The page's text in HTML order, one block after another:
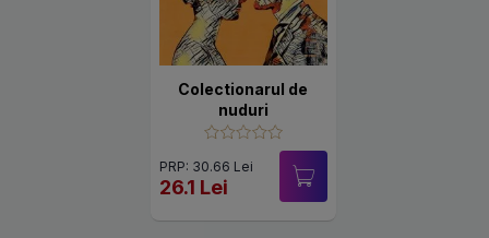
Colectionarul de
nuduri
PRP: 30.66 Lei
26.1 Lei